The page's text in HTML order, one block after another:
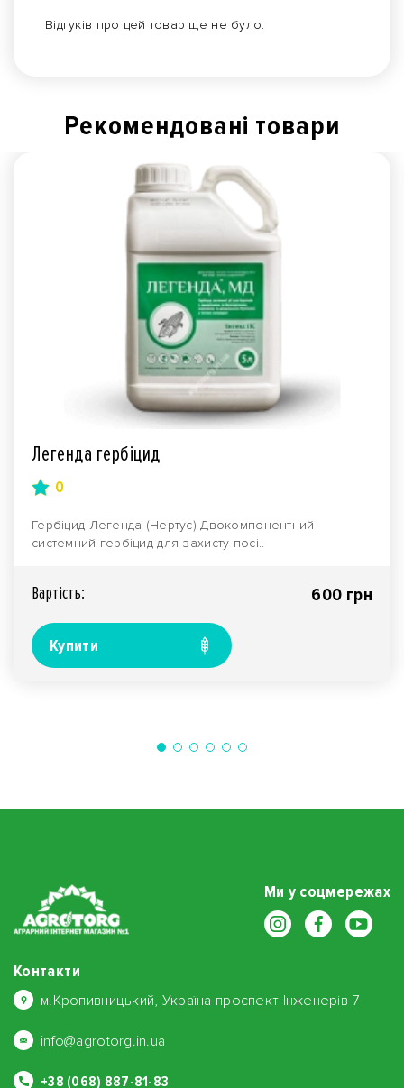
Відгуків про цей товар ще не було.
Рекомендованi товари
Легенда гербіцид
0
Гербіцид Легенда (Нертус) Двокомпонентний
системний гербіцид для захисту посі..
Вартiсть: 600 грн
Купити
Ми у соцмережах
Контакти
м.Кропивницький, Україна проспект Інженерів 7
info@agrotorg.in.ua
+38 (068) 887-81-83